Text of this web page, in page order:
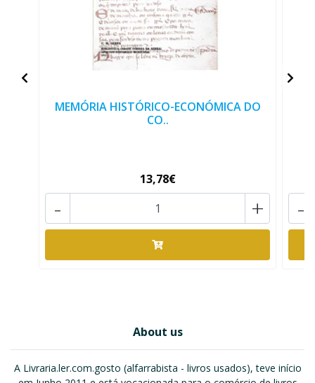
MEMÓRIA HISTÓRICO-ECONÓMICA DO
CO..
13,78€
+
- -
About us
A Livraria.ler.com.gosto (alfarrabista - livros usados), teve início